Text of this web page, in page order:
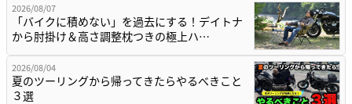
2026/08/07
「バイクに積めない」を過去にする！デイトナ
から肘掛け＆高さ調整枕つきの極上ハ…
2026/08/04
夏のツーリングから帰ってきたらやるべきこと
３選